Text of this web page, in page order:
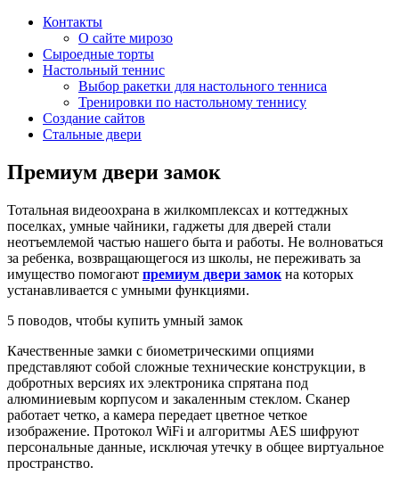
Контакты
О сайте мирозо
Сыроедные торты
Настольный теннис
Выбор ракетки для настольного тенниса
Тренировки по настольному теннису
Создание сайтов
Стальные двери
Премиум двери замок
Тотальная видеоохрана в жилкомплексах и коттеджных
поселках, умные чайники, гаджеты для дверей стали
неотъемлемой частью нашего быта и работы. Не волноваться
за ребенка, возвращающегося из школы, не переживать за
имущество помогают премиум двери замок на которых
устанавливается с умными функциями.
5 поводов, чтобы купить умный замок
Качественные замки с биометрическими опциями
представляют собой сложные технические конструкции, в
добротных версиях их электроника спрятана под
алюминиевым корпусом и закаленным стеклом. Сканер
работает четко, а камера передает цветное четкое
изображение. Протокол WiFi и алгоритмы AES шифруют
персональные данные, исключая утечку в общее виртуальное
пространство.